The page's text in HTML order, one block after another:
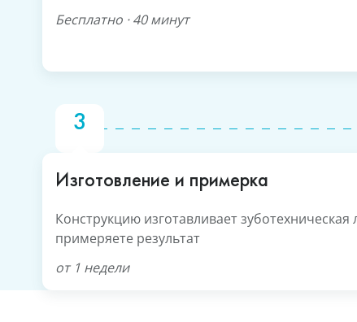
Бесплатно · 40 минут
Изготовление и примерка
Конструкцию изготавливает
примеряете результат
от 1 недели